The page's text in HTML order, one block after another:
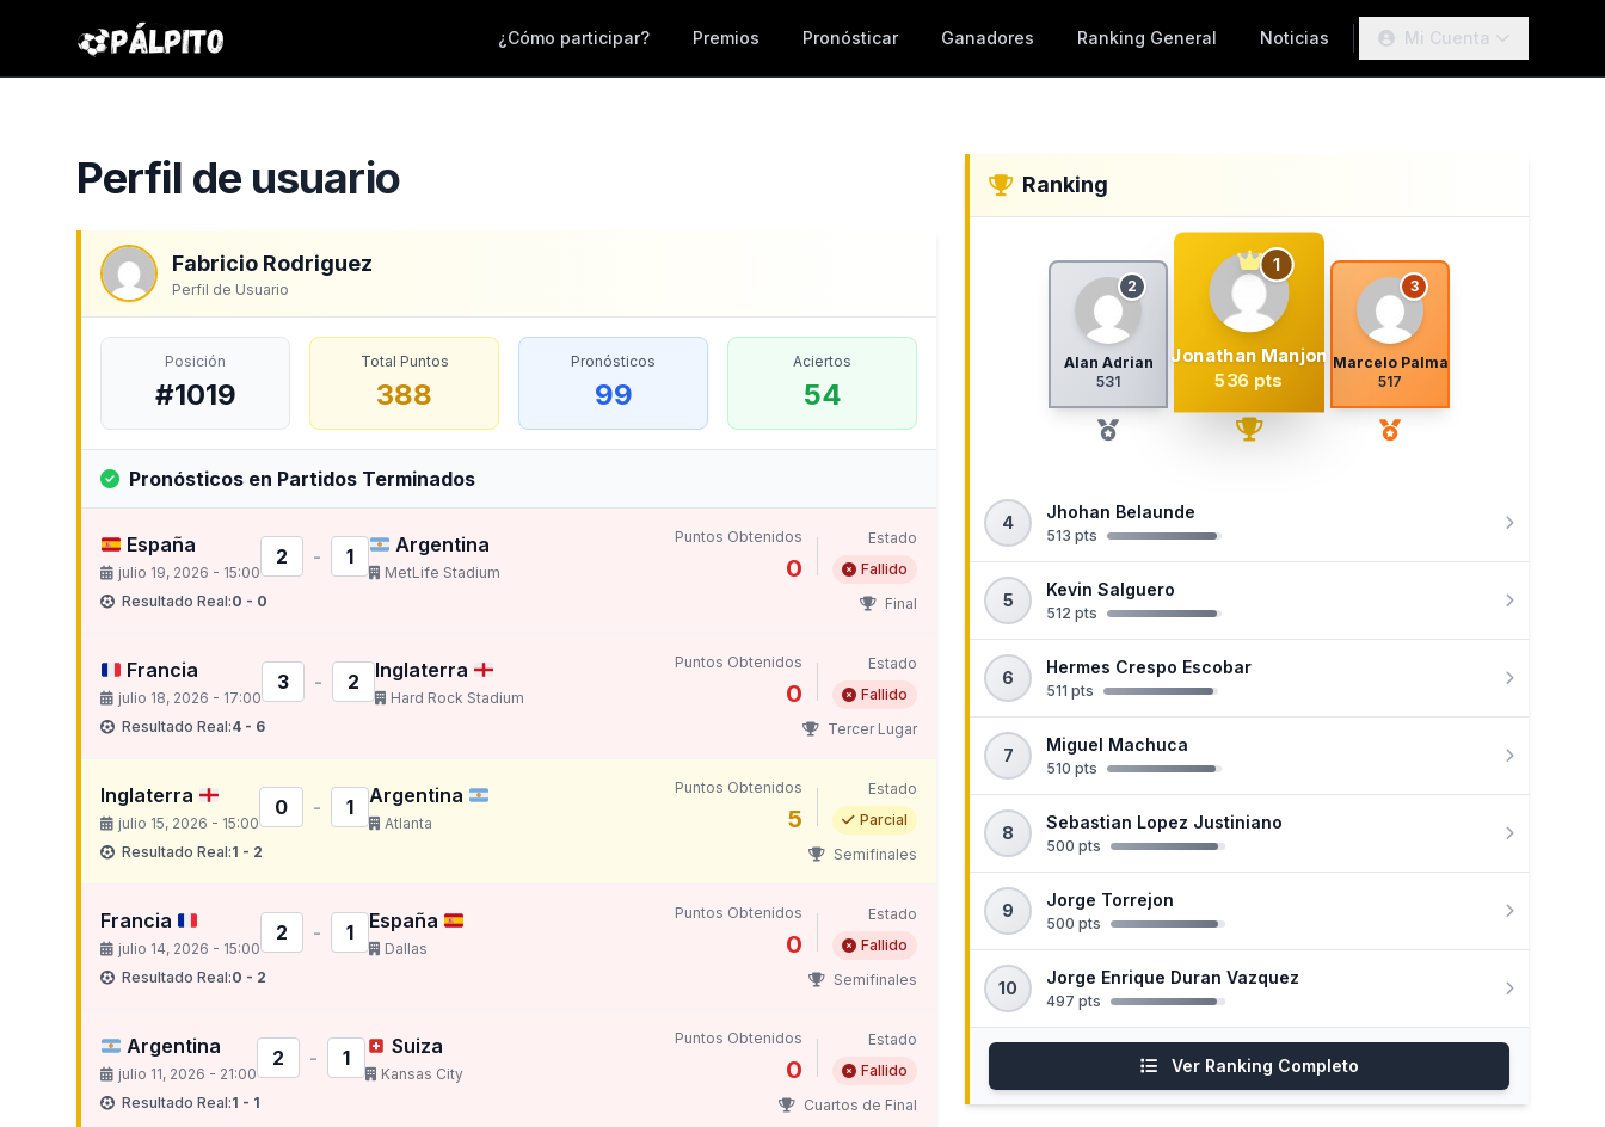
¿Cómo participar? Premios Pronósticar Ganadores Ranking General Noticias Mi Cuenta
Perfil de usuario
Fabricio Rodriguez
Perfil de Usuario
Posición
#1019
Total Puntos
388
Pronósticos
99
Aciertos
54
Pronósticos en Partidos Terminados
España
julio 19, 2026 - 15:00
2 - 1 Argentina
MetLife Stadium
Resultado Real:0 - 0
Puntos Obtenidos
0
Estado
Fallido
Final
Francia
julio 18, 2026 - 17:00
3 - 2 Inglaterra
Hard Rock Stadium
Resultado Real:4 - 6
Puntos Obtenidos
0
Estado
Fallido
Tercer Lugar
Inglaterra
julio 15, 2026 - 15:00
0 - 1 Argentina
Atlanta
Resultado Real:1 - 2
Puntos Obtenidos
5
Estado
Parcial
Semifinales
Francia
julio 14, 2026 - 15:00
2 - 1 España
Dallas
Resultado Real:0 - 2
Puntos Obtenidos
0
Estado
Fallido
Semifinales
Argentina
julio 11, 2026 - 21:00
2 - 1 Suiza
Kansas City
Resultado Real:1 - 1
Puntos Obtenidos
0
Estado
Fallido
Cuartos de Final
Ranking
2
Alan Adrian
531
1
Jonathan Manjon
536 pts
3
Marcelo Palma
517
4
Jhohan Belaunde
513 pts
5
Kevin Salguero
512 pts
6
Hermes Crespo Escobar
511 pts
7
Miguel Machuca
510 pts
8
Sebastian Lopez Justiniano
500 pts
9
Jorge Torrejon
500 pts
10
Jorge Enrique Duran Vazquez
497 pts
Ver Ranking Completo